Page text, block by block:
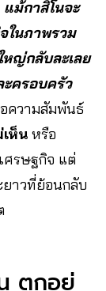
แม้กาสิโนจะ
ในภาพรวม
หญ่กลับละเลย
ครอบครัว
ความสัมพันธ์
ห็น หรือ
ศรษฐกิจ แต่
าวที่ย้อนกลับ
ตกอยู่